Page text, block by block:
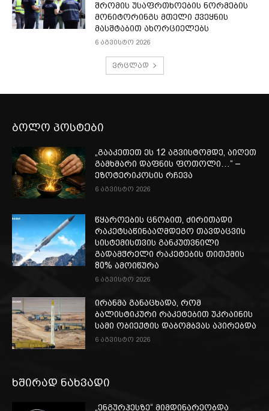
შრომის უსაფრთხოების ნორმების
მონიტორინგს მთელი ქვეყნის
მასშტაბით ახორციელებს
6 აგვისტო 2026
ვრცლად
ბოლო პოსტები
„გააკეთეთ ეს 12 აგვისტომდე, აიღეთ
გამხმარი დაფნის ფოთოლი…“ –
ეზოტერიკოსის რჩევა
6 აგვისტო 2026
წყაროების ცნობით, ძირითადი
რაკეტსაწინააღმდეგო თავდაცვის
სისტემისთვის განკუთვნილი
გადამჭრელი რაკეტების თითქმის
80% ამოიწურა
6 აგვისტო 2026
ირანმა განაცხადა, რომ
ბალისტიკური რაკეტებით უკრაინის
სამი ობიექტის დაბომბვას აპირებდა
6 აგვისტო 2026
ხშირად ნახვადი
„ენგურჰესზე“ მიმდინარეობდა